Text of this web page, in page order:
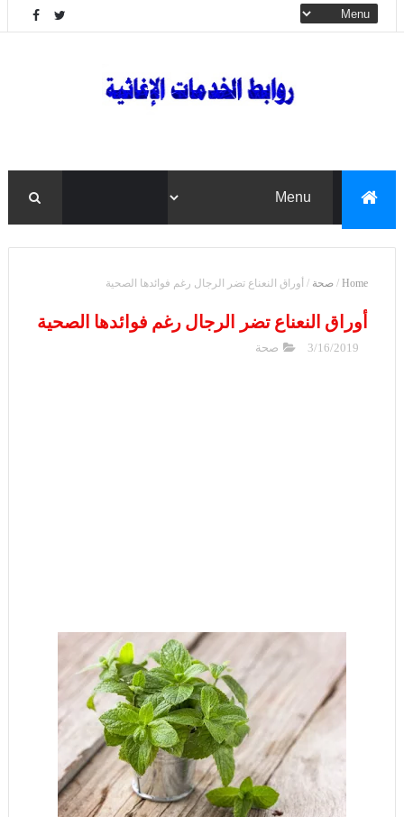
Home
/ صحة / أوراق النعناع تضر الرجال رغم فوائدها الصحية
أوراق النعناع تضر الرجال رغم فوائدها الصحية
3/16/2019 صحة